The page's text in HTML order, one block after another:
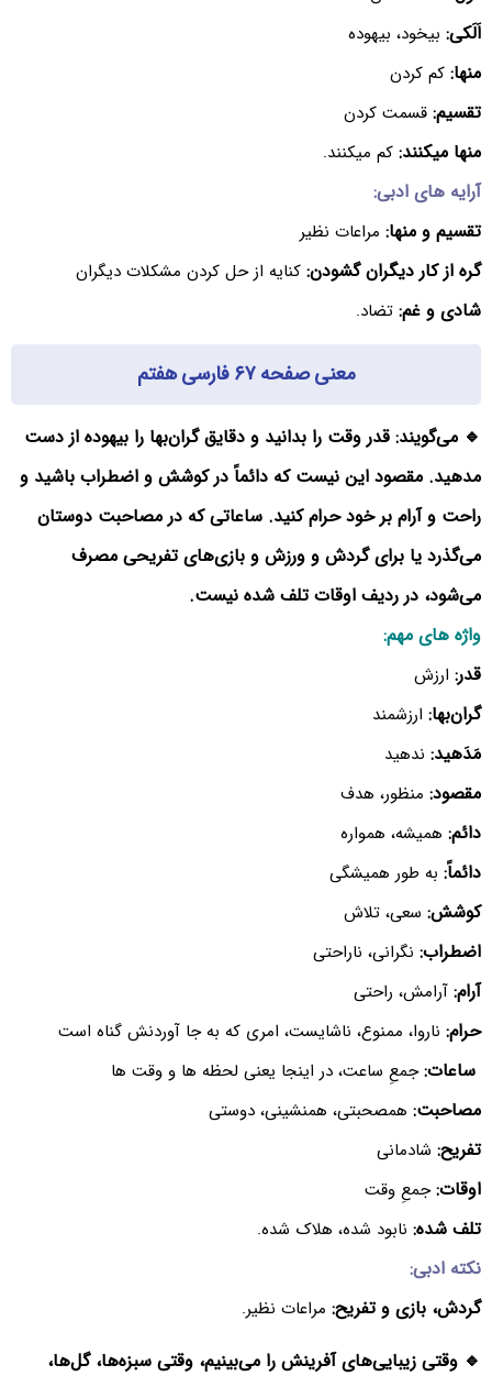
اَلَکی: بیخود، بیهوده
منها: کم کردن
تقسیم: قسمت کردن
منها میکنند: کم میکنند.
آرایه های ادبی:
تقسیم و منها: مراعات نظیر
گره از کار دیگران گشودن: کنایه از حل کردن مشکلات دیگران
شادی و غم: تضاد.
معنی صفحه ۶۷ فارسی هفتم
🔹 می‌گویند: قدر وقت را بدانید و دقایق گران‌بها را بیهوده از دست
مدهید. مقصود این نیست که دائماً در کوشش و اضطراب باشید و
راحت و آرام بر خود حرام کنید. ساعاتی که در مصاحبت دوستان
می‌گذرد یا برای گردش و ورزش و بازی‌های تفریحی مصرف
می‌شود، در ردیف اوقات تلف شده نیست.
واژه های مهم:
قدر: ارزش
گران‌بها: ارزشمند
مَدَهید: ندهید
مقصود: منظور، هدف
دائم: همیشه، همواره
دائماً: به طور همیشگی
کوشش: سعی، تلاش
اضطراب: نگرانی، ناراحتی
آرام: آرامش، راحتی
حرام: ناروا، ممنوع، ناشایست، امری که به جا آوردنش گناه است
ساعات:جمعِ ساعت، در اینجا یعنی لحظه ها و وقت ها
مصاحبت: همصحبتی، همنشینی، دوستی
تفریح: شادمانی
اوقات:جمعِ وقت
تلف شده: نابود شده، هلاک شده.
نکته ادبی:
گردش، بازی و تفریح: مراعات نظیر.
🔹 وقتی زیبایی‌های آفرینش را می‌بینیم، وقتی سبزه‌ها، گل‌ها،